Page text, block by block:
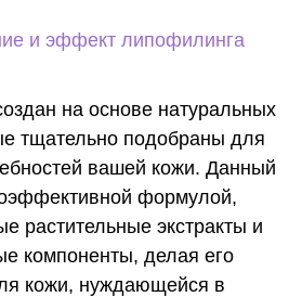
и эффект липофилинга
на основе натуральных
тщательно подобраны для
вашей кожи. Данный
формулой,
растительные экстракты и
компоненты, делая его
кожи, нуждающейся в